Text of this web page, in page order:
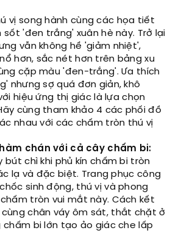
vị song hành cùng các họa tiết
sốt 'đen trắng' xuân hè này. Trở lại
vẫn không hề 'giảm nhiệt',
hơn, sắc nét hơn trên bảng xu
cặp màu 'đen-trắng'. Ưa thích
nhưng sợ quá đơn giản, khô
hiệu ứng thị giác là lựa chọn
cùng tham khảo 4 các phối đồ
nhau với các chấm tròn thú vị
chán với cả cây chấm bi:
bút chì khi phủ kín chấm bi tròn
lạ và đặc biệt. Trang phục công
sinh động, thú vị và phong
tròn vui mắt này. Cách kết
cùng chân váy ôm sát, thắt chặt ở
chấm bi lớn tạo ảo giác che lấp